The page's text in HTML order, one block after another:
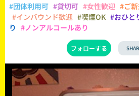
#団体利用可 #貸切可 #女性歓迎 #ご
#インバウンド歓迎 #喫煙OK #おひと
り #ノンアルコールあり
フォローする